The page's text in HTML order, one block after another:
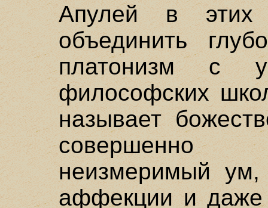
Апулей в этих
объединить
платонизм с
философских
называет
неизмеримый
аффекции и даже